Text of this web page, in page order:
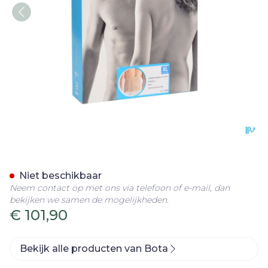
€ 101,90
Niet beschikbaar
Neem contact op met ons via telefoon of e-mail, dan
bekijken we samen de mogelijkheden.
Bekijk alle producten van Bota